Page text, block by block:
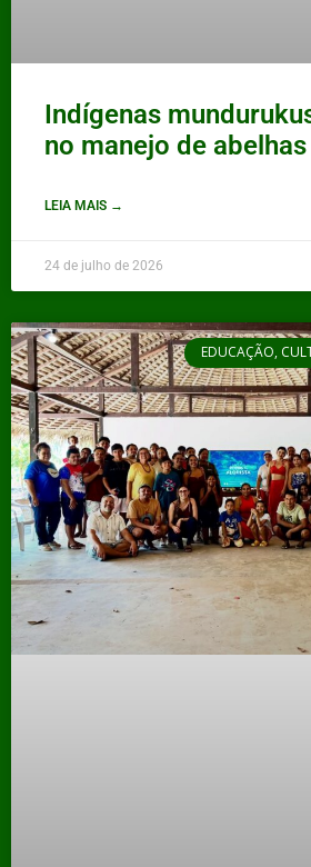
Indígenas
no manejo de
LEIA MAIS →
24 de julho de 2026
EDUCAÇÃO,